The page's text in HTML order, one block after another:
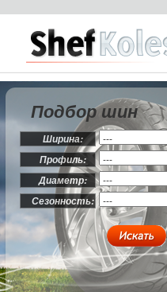
Подбор шин
Ширина:
Профиль:
Диаметр:
Сезонность: